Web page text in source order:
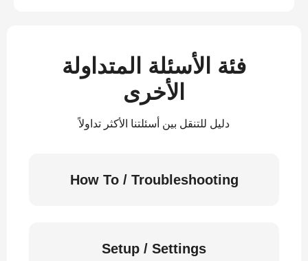
فئة الأسئلة المتداولة
الأخرى
دليل للتنقل بين أسئلتنا الأكثر تداولاً
How To / Troubleshooting
Setup / Settings